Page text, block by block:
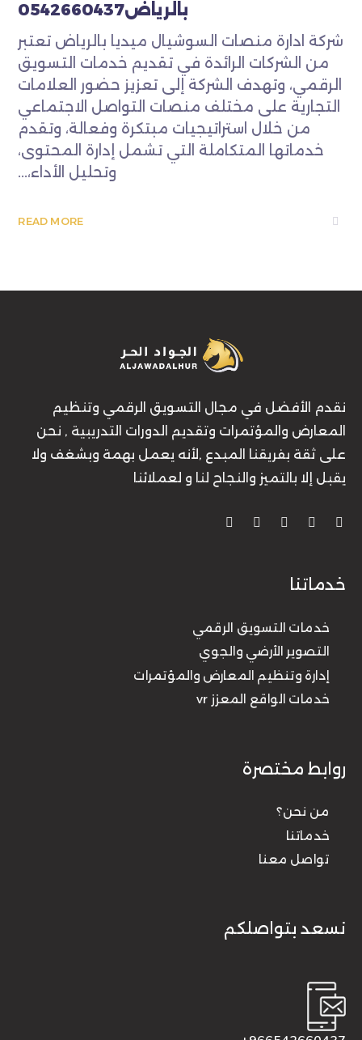
بالرياض0542660437
شركة ادارة منصات السوشيال ميديا بالرياض تعتبر
من الشركات الرائدة في تقديم خدمات التسويق
الرقمي، وتهدف الشركة إلى تعزيز حضور العلامات
التجارية على مختلف منصات التواصل الاجتماعي
من خلال استراتيجيات مبتكرة وفعالة، وتقدم
خدماتها المتكاملة التي تشمل إدارة المحتوى،
وتحليل الأداء،...
READ MORE
نقدم الأفضل في مجال التسويق الرقمي وتنظيم
المعارض والمؤتمرات وتقديم الدورات التدريبية , نحن
على ثقة بفريقنا المبدع ,لأنه يعمل بهمة وبشغف ولا
يقبل إلا بالتميز والنجاح لنا و لعملائنا
خدماتنا
خدمات التسويق الرقمي
التصوير الأرضي والجوي
إدارة وتنظيم المعارض والمؤتمرات
خدمات الواقع المعزز vr
روابط مختصرة
من نحن؟
خدماتنا
تواصل معنا
نسعد بتواصلكم